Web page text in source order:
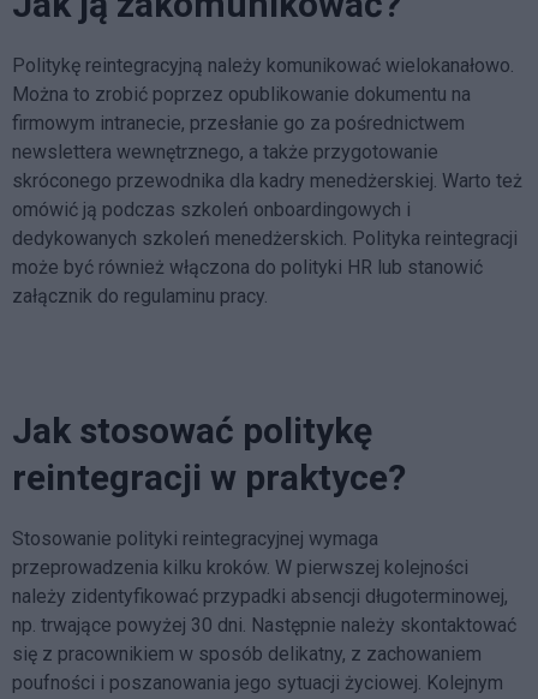
Politykę reintegracyjną należy komunikować wielokanałowo.
Można to zrobić poprzez opublikowanie dokumentu na
firmowym intranecie, przesłanie go za pośrednictwem
newslettera wewnętrznego, a także przygotowanie
skróconego przewodnika dla kadry menedżerskiej. Warto też
omówić ją podczas szkoleń onboardingowych i
dedykowanych szkoleń menedżerskich. Polityka reintegracji
może być również włączona do polityki HR lub stanowić
załącznik do regulaminu pracy.
Jak stosować politykę
reintegracji w praktyce?
Stosowanie polityki reintegracyjnej wymaga
przeprowadzenia kilku kroków. W pierwszej kolejności
należy zidentyfikować przypadki absencji długoterminowej,
np. trwające powyżej 30 dni. Następnie należy skontaktować
się z pracownikiem w sposób delikatny, z zachowaniem
poufności i poszanowania jego sytuacji życiowej. Kolejnym